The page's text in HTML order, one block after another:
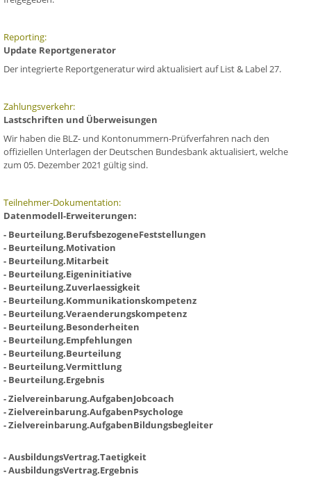
Reporting:
Update Reportgenerator
Der integrierte Reportgeneratur wird aktualisiert auf List & Label 27.
Zahlungsverkehr:
Lastschriften und Überweisungen
Wir haben die BLZ- und Kontonummern-Prüfverfahren nach den
offiziellen Unterlagen der Deutschen Bundesbank aktualisiert, welche
zum 05. Dezember 2021 gültig sind.
Teilnehmer-Dokumentation:
Datenmodell-Erweiterungen:
- Beurteilung.BerufsbezogeneFeststellungen
- Beurteilung.Motivation
- Beurteilung.Mitarbeit
- Beurteilung.Eigeninitiative
- Beurteilung.Zuverlaessigkeit
- Beurteilung.Kommunikationskompetenz
- Beurteilung.Veraenderungskompetenz
- Beurteilung.Besonderheiten
- Beurteilung.Empfehlungen
- Beurteilung.Beurteilung
- Beurteilung.Vermittlung
- Beurteilung.Ergebnis
- Zielvereinbarung.AufgabenJobcoach
- Zielvereinbarung.AufgabenPsychologe
- Zielvereinbarung.AufgabenBildungsbegleiter
- AusbildungsVertrag.Taetigkeit
- AusbildungsVertrag.Ergebnis